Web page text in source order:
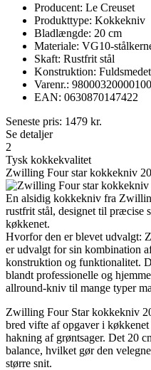
Producent: Le Creuset
Produkttype: Kokkekniv
Bladlængde: 20 cm
Materiale: VG10-
Skaft: Rustfrit stål
Konstruktion: Fuldsmedet
Varenr.: 98000320000100
EAN: 0630870147422
Seneste pris: 1479 kr.
Se detaljer
2
Tysk kokkekvalitet
Zwilling Four star kokkekniv
En alsidig kokkekniv fra
rustfrit stål, designet til præcise
køkkenet.
Hvorfor den er blevet udvalgt:
er udvalgt for sin kombination
konstruktion og funktionalitet.
blandt professionelle og
allround-kniv til mange typer
Zwilling Four Star kokkekniv
bred vifte af opgaver i
hakning af grøntsager. Det 20
balance, hvilket gør den
større snit.